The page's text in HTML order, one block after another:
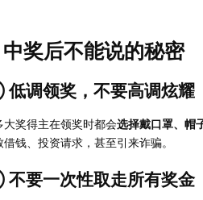
奖后不能说的秘密
调领奖，不要高调炫耀
大奖得主在领奖时都会选择戴口罩、帽
借钱、投资请求，甚至引来诈骗。
要一次性取走所有奖金